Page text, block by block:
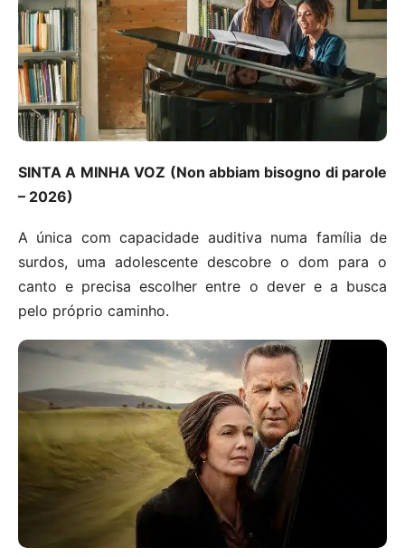
SINTA A MINHA VOZ (Non abbiam bisogno di parole
– 2026)
A única com capacidade auditiva numa família de
surdos, uma adolescente descobre o dom para o
canto e precisa escolher entre o dever e a busca
pelo próprio caminho.